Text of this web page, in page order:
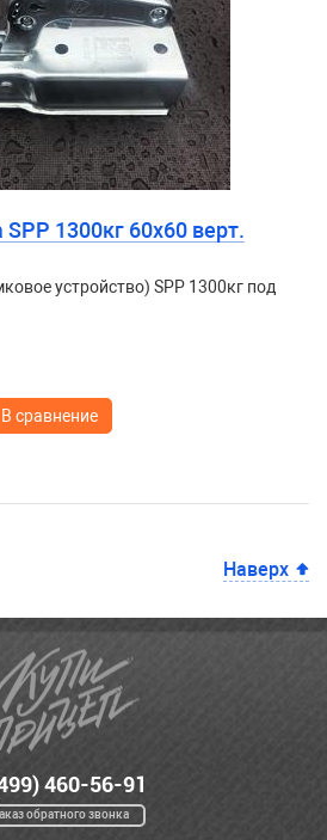
1300кг 60х60 верт.
устройство) SPP 1300кг под
В сравнение
Наверх
460-56-91
обратного звонка